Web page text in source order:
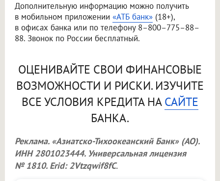
Дополнительную информацию можно получить
в мобильном приложении «АТБ банк» (18+),
в офисах банка или по телефону 8–800–775–88–
88. Звонок по России бесплатный.
ОЦЕНИВАЙТЕ СВОИ ФИНАНСОВЫЕ
ВОЗМОЖНОСТИ И РИСКИ. ИЗУЧИТЕ
ВСЕ УСЛОВИЯ КРЕДИТА НАСАЙТЕ
БАНКА.
Реклама. «Азиатско-Тихоокеанский Банк» (АО).
ИНН 2801023444. Универсальная лицензия
№ 1810. Erid: 2Vtzqwif8fC.